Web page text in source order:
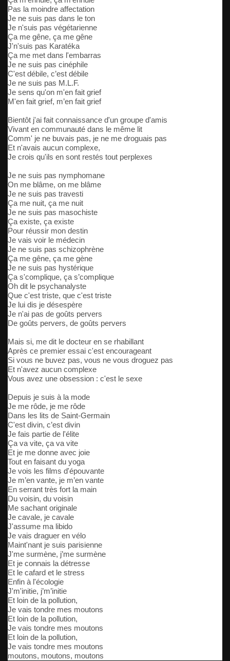
Pas la moindre affectation
Je ne suis pas dans le ton
Je n'suis pas végétarienne
Ça me gêne, ça me gêne
J'n'suis pas Karatéka
Ça me met dans l'embarras
Je ne suis pas cinéphile
C'est débile, c’est débile
Je ne suis pas M.L.F.
Je sens qu'on m'en fait grief
M'en fait grief, m’en fait grief
Bientôt j'ai fait connaissance d'un groupe d'amis
Vivant en communauté dans le même lit
Comm' je ne buvais pas, je ne me droguais pas
Et n'avais aucun complexe,
Je crois qu'ils en sont restés tout perplexes
Je ne suis pas nymphomane
On me blâme, on me blâme
Je ne suis pas travesti
Ça me nuit, ça me nuit
Je ne suis pas masochiste
Ça existe, ça existe
Pour réussir mon destin
Je vais voir le médecin
Je ne suis pas schizophrène
Ça me gêne, ça me gène
Je ne suis pas hystérique
Ça s'complique, ça s’complique
Oh dit le psychanalyste
Que c'est triste, que c'est triste
Je lui dis je désespère
Je n'ai pas de goûts pervers
De goûts pervers, de goûts pervers
Mais si, me dit le docteur en se rhabillant
Après ce premier essai c'est encourageant
Si vous ne buvez pas, vous ne vous droguez pas
Et n'avez aucun complexe
Vous avez une obsession : c'est le sexe
Depuis je suis à la mode
Je me rôde, je me rôde
Dans les lits de Saint-Germain
C'est divin, c’est divin
Je fais partie de l'élite
Ça va vite, ça va vite
Et je me donne avec joie
Tout en faisant du yoga
Je vois les films d'épouvante
Je m’en vante, je m’en vante
En serrant très fort la main
Du voisin, du voisin
Me sachant originale
Je cavale, je cavale
J'assume ma libido
Je vais draguer en vélo
Maint'nant je suis parisienne
J'me surmène, j’me surmène
Et je connais la détresse
Et le cafard et le stress
Enfin à l'écologie
J'm'initie, j’m’initie
Et loin de la pollution,
Je vais tondre mes moutons
Et loin de la pollution,
Je vais tondre mes moutons
Et loin de la pollution,
Je vais tondre mes moutons
moutons, moutons, moutons